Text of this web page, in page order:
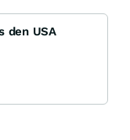
den USA